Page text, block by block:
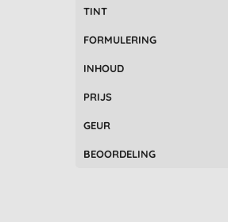
Naturtint (12)
Odylique (3)
PURE Papayacare (1)
Q and A (3)
Sante (3)
Sukin (7)
20% Korting -
TINT
FORMULERING
INHOUD
PRIJS
GEUR
BEOORDELING